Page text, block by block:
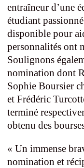
entraîneur d’une
étudiant
disponible pour
personnalités ont
Soulignons
nomination dont
Sophie Boursier
et Frédéric
terminé
obtenu des
« Un immense
nomination et